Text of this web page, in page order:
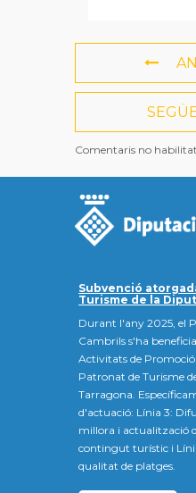
Comentaris no
Subvenció
Turisme de la
Durant l'any 2025, el
Cambrils s'ha
Activitats de
Patronat de Turisme
Tarragona.
d'actuació: Línia 3:
millora i actualització
contingut turístic i
qualitat de platges.